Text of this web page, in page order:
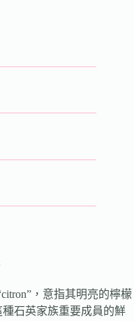
，意指其明亮的檸檬
石英家族重要成員的鮮